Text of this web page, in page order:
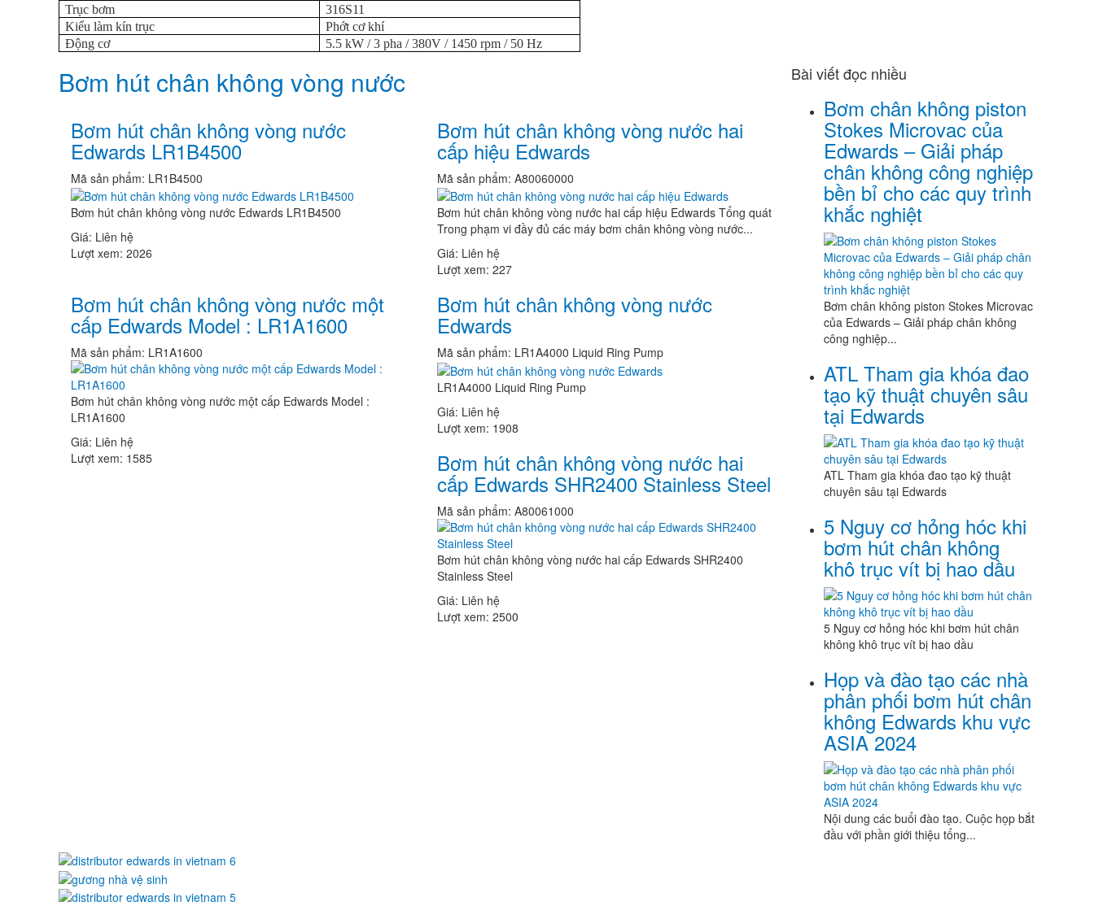
Trục bơm
316S11
Kiểu làm kín trục
Phớt cơ khí
Động cơ
5.5 kW / 3 pha / 380V / 1450 rpm / 50 Hz
Bơm hút chân không vòng nước
Bơm hút chân không vòng nước
Edwards LR1B4500
Mã sản phẩm: LR1B4500
Bơm hút chân không vòng nước Edwards LR1B4500
Giá: Liên hệ
Lượt xem: 2026
Bơm hút chân không vòng nước hai
cấp hiệu Edwards
Mã sản phẩm: A80060000
Bơm hút chân không vòng nước hai cấp hiệu Edwards Tổng quát
Trong phạm vi đầy đủ các máy bơm chân không vòng nước...
Giá: Liên hệ
Lượt xem: 227
Bơm hút chân không vòng nước một
cấp Edwards Model : LR1A1600
Mã sản phẩm: LR1A1600
Bơm hút chân không vòng nước một cấp Edwards Model :
LR1A1600
Giá: Liên hệ
Lượt xem: 1585
Bơm hút chân không vòng nước
Edwards
Mã sản phẩm: LR1A4000 Liquid Ring Pump
LR1A4000 Liquid Ring Pump
Giá: Liên hệ
Lượt xem: 1908
Bơm hút chân không vòng nước hai
cấp Edwards SHR2400 Stainless Steel
Mã sản phẩm: A80061000
Bơm hút chân không vòng nước hai cấp Edwards SHR2400
Stainless Steel
Giá: Liên hệ
Lượt xem: 2500
Bài viết đọc nhiều
Bơm chân không piston
Stokes Microvac của
Edwards – Giải pháp
chân không công nghiệp
bền bỉ cho các quy trình
khắc nghiệt
Bơm chân không piston Stokes Microvac
của Edwards – Giải pháp chân không
công nghiệp...
ATL Tham gia khóa đao
tạo kỹ thuật chuyên sâu
tại Edwards
ATL Tham gia khóa đao tạo kỹ thuật
chuyên sâu tại Edwards
5 Nguy cơ hỏng hóc khi
bơm hút chân không
khô trục vít bị hao dầu
5 Nguy cơ hỏng hóc khi bơm hút chân
không khô trục vít bị hao dầu
Họp và đào tạo các nhà
phân phối bơm hút chân
không Edwards khu vực
ASIA 2024
Nội dung các buổi đào tạo. Cuộc họp bắt
đầu với phần giới thiệu tổng...